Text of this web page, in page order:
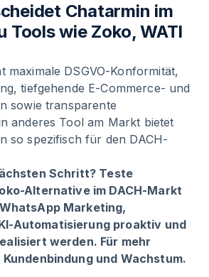
Chatarmin im
Tools wie Zoko, WATI
maximale DSGVO-Konformität,
tiefgehende E-Commerce- und
sowie transparente
anderes Tool am Markt bietet
so spezifisch für den DACH-
Schritt? Teste
Alternative im DACH-Markt
Marketing,
Automatisierung proaktiv und
werden. Für mehr
und Wachstum.